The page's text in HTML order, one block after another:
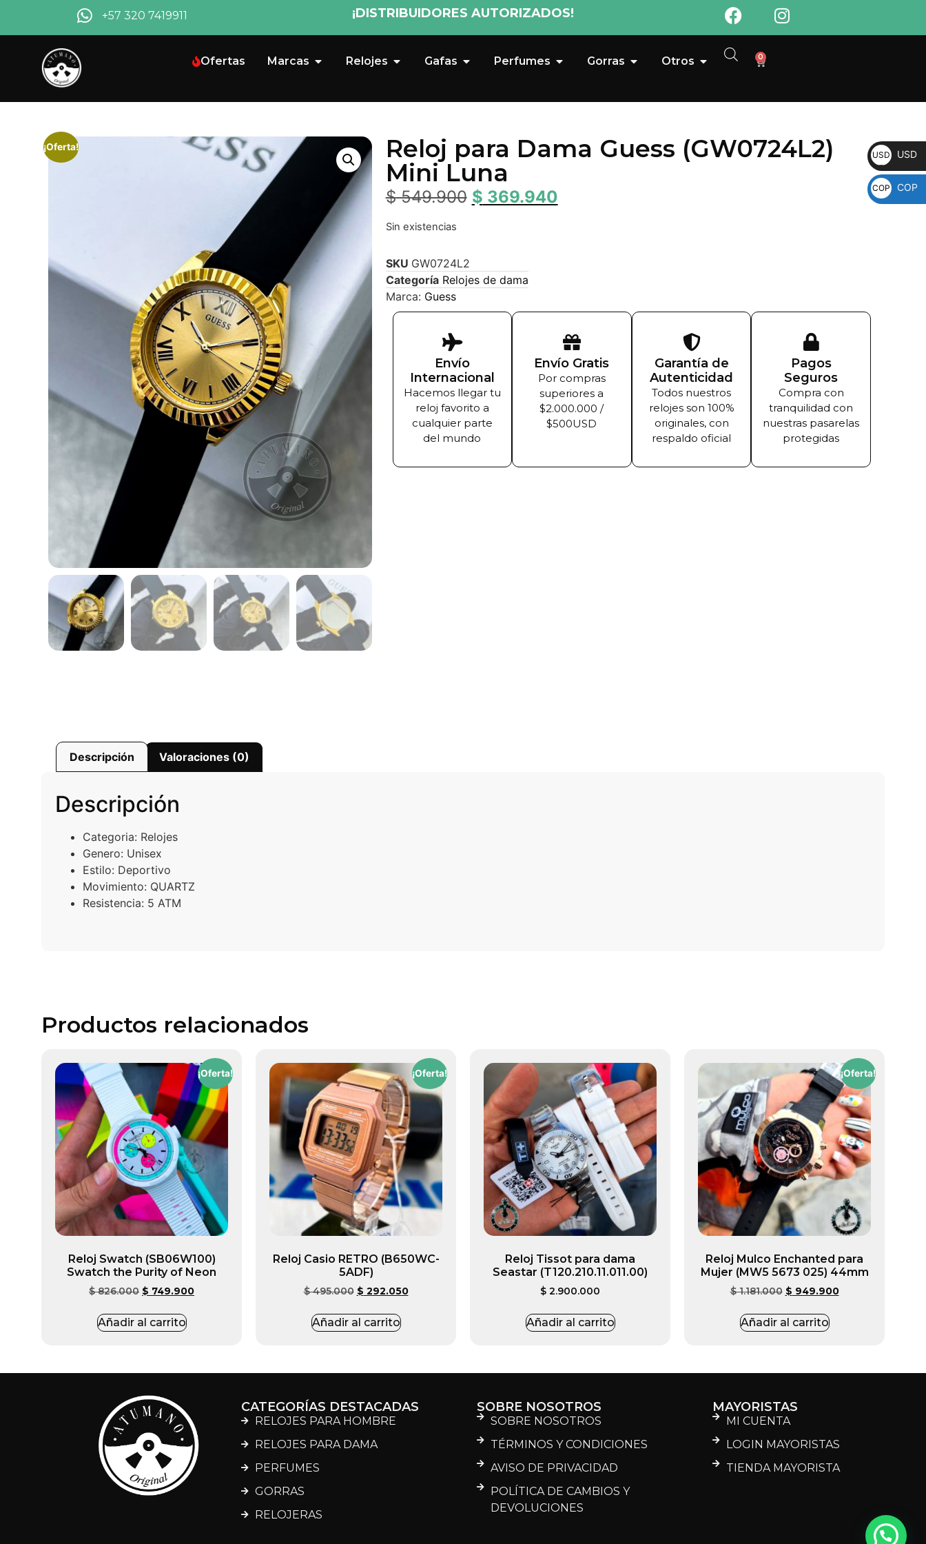
+57 320 7419911 ¡DISTRIBUIDORES AUTORIZADOS!
Ofertas Marcas Relojes Gafas Perfumes Gorras Otros 0
¡Oferta!
Reloj para Dama Guess (GW0724L2)
Mini Luna
$549.900 $ 369.940
Sin existencias
SKU GW0724L2
Categoría Relojes de dama
Marca: Guess
Envío
Internacional
Hacemos llegar tu
reloj favorito a
cualquier parte
del mundo
Envío Gratis
Por compras
superiores a
$2.000.000 /
$500USD
Garantía de
Autenticidad
Todos nuestros
relojes son 100%
originales, con
respaldo oficial
Pagos
Seguros
Compra con
tranquilidad con
nuestras pasarelas
protegidas
Descripción Valoraciones (0)
Descripción
Categoria: Relojes
Genero: Unisex
Estilo: Deportivo
Movimiento: QUARTZ
Resistencia: 5 ATM
Productos relacionados
¡Oferta!
Reloj Swatch (SB06W100)
Swatch the Purity of Neon
$826.000 $ 749.900
Añadir al carrito
¡Oferta!
Reloj Casio RETRO (B650WC-
5ADF)
$495.000 $ 292.050
Añadir al carrito
Reloj Tissot para dama
Seastar (T120.210.11.011.00)
$ 2.900.000
Añadir al carrito
¡Oferta!
Reloj Mulco Enchanted para
Mujer (MW5 5673 025) 44mm
$1.181.000 $ 949.900
Añadir al carrito
CATEGORÍAS DESTACADAS
RELOJES PARA HOMBRE
RELOJES PARA DAMA
PERFUMES
GORRAS
RELOJERAS
SOBRE NOSOTROS
SOBRE NOSOTROS
TÉRMINOS Y CONDICIONES
AVISO DE PRIVACIDAD
POLÍTICA DE CAMBIOS Y
DEVOLUCIONES
MAYORISTAS
MI CUENTA
LOGIN MAYORISTAS
TIENDA MAYORISTA
USD USD
COP COP